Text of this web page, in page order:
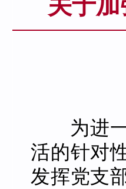
为进一
活的针对
发挥党支